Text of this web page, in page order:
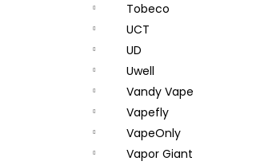
Tobeco
UCT
UD
Uwell
Vandy Vape
Vapefly
VapeOnly
Vapor Giant